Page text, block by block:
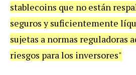
stablecoins que no están
seguros y suficientemente
sujetas a normas reguladoras
riesgos para los inversores"